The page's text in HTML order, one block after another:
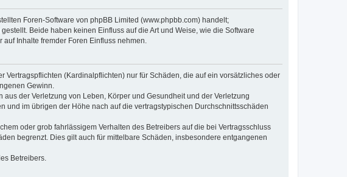
Foren-Software von phpBB Limited (www.phpbb.com) handelt;
Beide haben keinen Einfluss auf die Art und Weise, wie die Software
Inhalte fremder Foren Einfluss nehmen.
Vertragspflichten (Kardinalpflichten) nur für Schäden, die auf ein vorsätzliches oder
Gewinn.
der Verletzung von Leben, Körper und Gesundheit und der Verletzung
im übrigen der Höhe nach auf die vertragstypischen Durchschnittsschäden
oder grob fahrlässigem Verhalten des Betreibers auf die bei Vertragsschluss
begrenzt. Dies gilt auch für mittelbare Schäden, insbesondere entgangenen
Betreibers.